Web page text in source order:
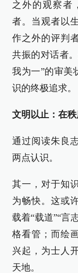
之外的观察者
者。当观者以
作之外的评判
共振的对话者
我为一”的审美
识的终极追求。
文明以止：在
通过阅读朱良
两点认识。
其一，对于知
为畅快。这或
载着“载道”“言
格看管；而绘
兴起，为士人
天地。